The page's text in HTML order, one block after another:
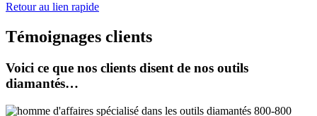
Retour au lien rapide
Témoignages clients
Voici ce que nos clients disent de nos outils
diamantés…